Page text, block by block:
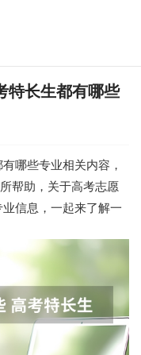
特长生都有哪些
哪些专业相关内容，
帮助，关于高考志愿
信息，一起来了解一